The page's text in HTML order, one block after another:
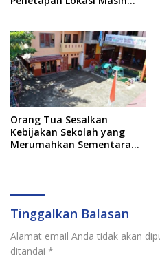
Orang Tua Sesalkan
Kebijakan Sekolah yang
Merumahkan Sementara
Tinggalkan Balasan
Alamat email Anda tidak akan
ditandai *